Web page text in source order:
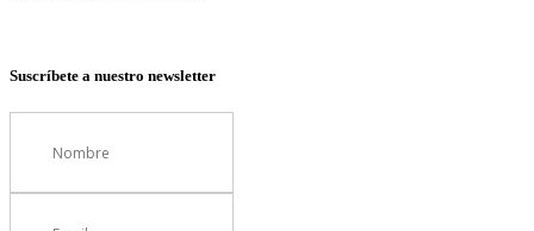
Suscríbete a nuestro newsletter